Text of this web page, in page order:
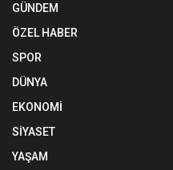
GÜNDEM
ÖZEL HABER
SPOR
DÜNYA
EKONOMİ
SİYASET
YAŞAM